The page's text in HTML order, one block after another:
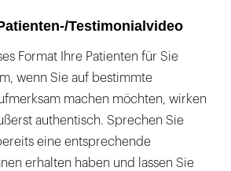
Testimonialvideo
Format Ihre Patienten für Sie
wenn Sie auf bestimmte
machen möchten, wirken
authentisch. Sprechen Sie
eine entsprechende
erhalten haben und lassen Sie